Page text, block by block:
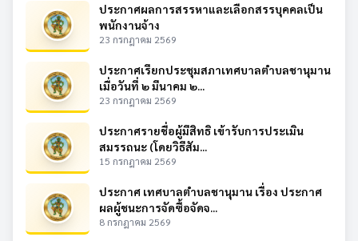
ประกาศผลการสรรหาและเลือกสรรบุคคลเป็น
พนักงานจ้าง
23 กรกฎาคม 2569
ประกาศเรียกประชุมสภาเทศบาลตำบลชานุมาน
เมื่อวันที่ ๒ มีนาคม ๒...
23 กรกฎาคม 2569
ประกาศรายชื่อผู้มีสิทธิ เข้ารับการประเมิน
สมรรถนะ (โดยวิธีสัม...
15 กรกฎาคม 2569
ประกาศ เทศบาลตำบลชานุมาน เรื่อง ประกาศ
ผลผู้ชนะการจัดซื้อจัดจ...
8 กรกฎาคม 2569